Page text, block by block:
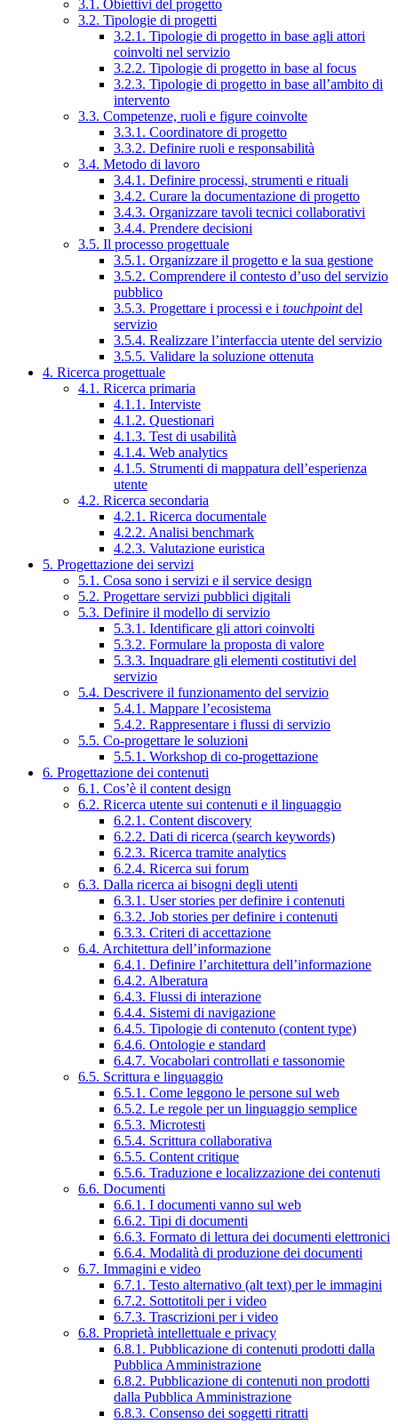
3.1. Obiettivi del progetto
3.2. Tipologie di progetti
3.2.1. Tipologie di progetto in base agli attori
coinvolti nel servizio
3.2.2. Tipologie di progetto in base al focus
3.2.3. Tipologie di progetto in base all’ambito di
intervento
3.3. Competenze, ruoli e figure coinvolte
3.3.1. Coordinatore di progetto
3.3.2. Definire ruoli e responsabilità
3.4. Metodo di lavoro
3.4.1. Definire processi, strumenti e rituali
3.4.2. Curare la documentazione di progetto
3.4.3. Organizzare tavoli tecnici collaborativi
3.4.4. Prendere decisioni
3.5. Il processo progettuale
3.5.1. Organizzare il progetto e la sua gestione
3.5.2. Comprendere il contesto d’uso del servizio
pubblico
3.5.3. Progettare i processi e i touchpointdel
servizio
3.5.4. Realizzare l’interfaccia utente del servizio
3.5.5. Validare la soluzione ottenuta
4. Ricerca progettuale
4.1. Ricerca primaria
4.1.1. Interviste
4.1.2. Questionari
4.1.3. Test di usabilità
4.1.4. Web analytics
4.1.5. Strumenti di mappatura dell’esperienza
utente
4.2. Ricerca secondaria
4.2.1. Ricerca documentale
4.2.2. Analisi benchmark
4.2.3. Valutazione euristica
5. Progettazione dei servizi
5.1. Cosa sono i servizi e il service design
5.2. Progettare servizi pubblici digitali
5.3. Definire il modello di servizio
5.3.1. Identificare gli attori coinvolti
5.3.2. Formulare la proposta di valore
5.3.3. Inquadrare gli elementi costitutivi del
servizio
5.4. Descrivere il funzionamento del servizio
5.4.1. Mappare l’ecosistema
5.4.2. Rappresentare i flussi di servizio
5.5. Co-progettare le soluzioni
5.5.1. Workshop di co-progettazione
6. Progettazione dei contenuti
6.1. Cos’è il content design
6.2. Ricerca utente sui contenuti e il linguaggio
6.2.1. Content discovery
6.2.2. Dati di ricerca (search keywords)
6.2.3. Ricerca tramite analytics
6.2.4. Ricerca sui forum
6.3. Dalla ricerca ai bisogni degli utenti
6.3.1. User stories per definire i contenuti
6.3.2. Job stories per definire i contenuti
6.3.3. Criteri di accettazione
6.4. Architettura dell’informazione
6.4.1. Definire l’architettura dell’informazione
6.4.2. Alberatura
6.4.3. Flussi di interazione
6.4.4. Sistemi di navigazione
6.4.5. Tipologie di contenuto (content type)
6.4.6. Ontologie e standard
6.4.7. Vocabolari controllati e tassonomie
6.5. Scrittura e linguaggio
6.5.1. Come leggono le persone sul web
6.5.2. Le regole per un linguaggio semplice
6.5.3. Microtesti
6.5.4. Scrittura collaborativa
6.5.5. Content critique
6.5.6. Traduzione e localizzazione dei contenuti
6.6. Documenti
6.6.1. I documenti vanno sul web
6.6.2. Tipi di documenti
6.6.3. Formato di lettura dei documenti elettronici
6.6.4. Modalità di produzione dei documenti
6.7. Immagini e video
6.7.1. Testo alternativo (alt text) per le immagini
6.7.2. Sottotitoli per i video
6.7.3. Trascrizioni per i video
6.8. Proprietà intellettuale e privacy
6.8.1. Pubblicazione di contenuti prodotti dalla
Pubblica Amministrazione
6.8.2. Pubblicazione di contenuti non prodotti
dalla Pubblica Amministrazione
6.8.3. Consenso dei soggetti ritratti